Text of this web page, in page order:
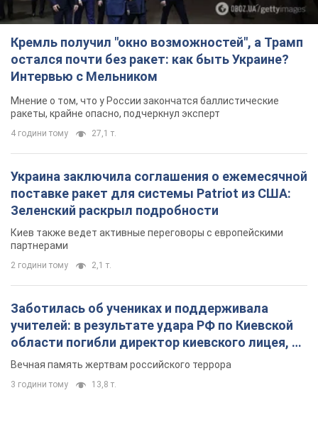
поставке ракет для системы Patriot из США:
Зеленский раскрыл подробности
Киев также ведет активные переговоры с европейскими
партнерами
2 години тому 2,1 т.
Заботилась об учениках и поддерживала
учителей: в результате удара РФ по Киевской
области погибли директор киевского лицея, её
муж и внук
Вечная память жертвам российского террора
3 години тому 13,8 т.